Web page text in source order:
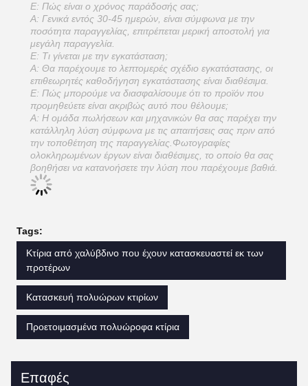
Ε: Πώς είναι ο χρόνος παράδοσής σας;
Α: Γενικά εντός 30-45 ημερών, είναι σύμφωνα με την
ποσότητα παραγγελίας, επιτρέπεται μερική αποστολή για
μεγάλη παραγγελία.
Ε: Τι γίνεται με την εγκατάσταση;
Α: Θα παρέχουμε το λεπτομερές σχέδιο εγκατάστασης, οι
επιθεωρητές καθοδήγηση εγκατάστασης είναι διαθέσιμα.
Ε: Πώς μπορούμε να διασφαλίσουμε ότι το προϊόν που
προμηθεύετε είναι ακριβώς αυτό που θέλουμε;
Α: Η ομάδα πωλήσεων και μηχανικών θα σας παρέχει την
κατάλληλη λύση σύμφωνα με τις απαιτήσεις σας πριν από
την τοποθέτηση της παραγγελίας.Φωτογραφίες
ολοκληρωμένων έργων είναι διαθέσιμες, το οποίο θα σας
βοηθήσει να κατανοήσετε την λύση που παρέχουμε βαθιά.
Tags:
Κτίρια από χαλύβδινο που έχουν κατασκευαστεί εκ των
προτέρων
Κατασκευή πολυώρων κτιρίων
Προετοιμασμένα πολυώροφα κτίρια
Επαφές